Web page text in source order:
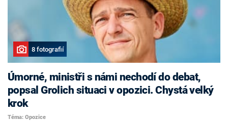
8 fotografií
Úmorné, ministři s námi nechodí do debat,
popsal Grolich situaci v opozici. Chystá velký
krok
Téma: Opozice